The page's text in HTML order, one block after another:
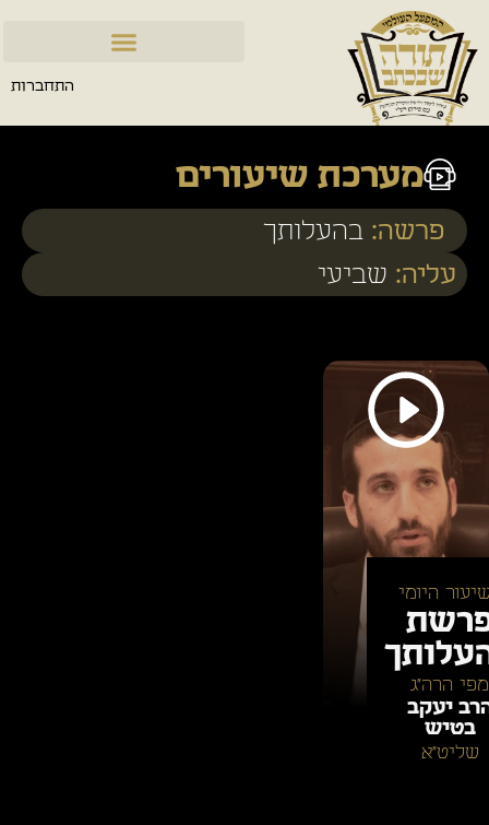
התחברות
מערכת שיעורים
פרשה: בהעלותך
עליה: שביעי
היומי
מפי הרה״ג
יעקב
בטיש
שליט״א